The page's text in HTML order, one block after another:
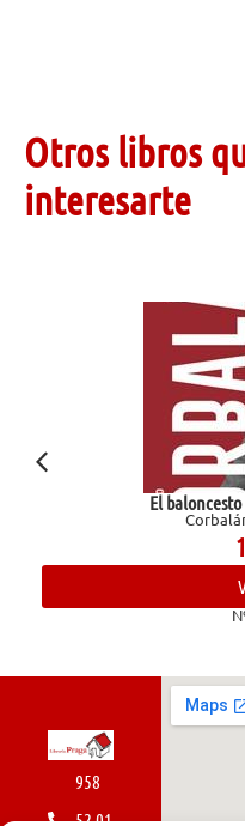
Otros libros
interesarte
El baloncesto
Nº
958
52 01